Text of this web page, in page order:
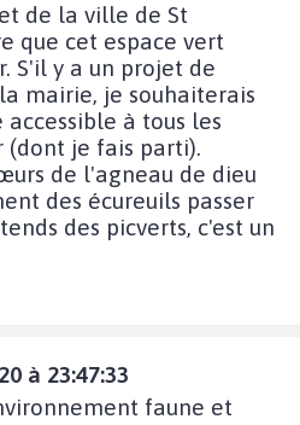
de la ville de St
que cet espace vert
S'il y a un projet de
mairie, je souhaiterais
à tous les
(dont je fais parti).
de l'agneau de dieu
des écureuils passer
des picverts, c'est un
à 23:47:33
faune et